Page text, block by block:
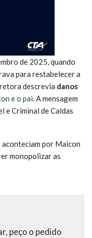
de 2025, quando
para restabelecer a
descrevia danos
e o pai. A mensagem
e Criminal de Caldas
por Maicon
monopolizar as
peço o pedido